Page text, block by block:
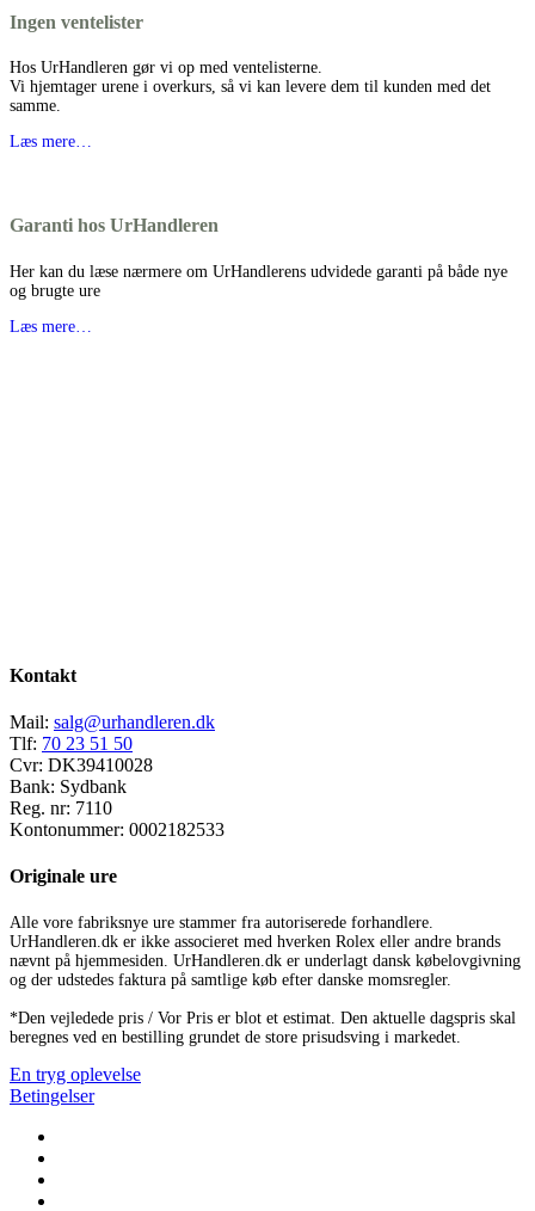
Ingen ventelister
Hos UrHandleren gør vi op med ventelisterne.
Vi hjemtager urene i overkurs, så vi kan levere dem til kunden med det
samme.
Læs mere…
Garanti hos UrHandleren
Her kan du læse nærmere om UrHandlerens udvidede garanti på både nye
og brugte ure
Læs mere…
Kontakt
Mail: salg@urhandleren.dk
Tlf: 70 23 51 50
Cvr: DK39410028
Bank: Sydbank
Reg. nr: 7110
Kontonummer: 0002182533
Originale ure
Alle vore fabriksnye ure stammer fra autoriserede forhandlere.
UrHandleren.dk er ikke associeret med hverken Rolex eller andre brands
nævnt på hjemmesiden. UrHandleren.dk er underlagt dansk købelovgivning
og der udstedes faktura på samtlige køb efter danske momsregler.
*Den vejledede pris / Vor Pris er blot et estimat. Den aktuelle dagspris skal
beregnes ved en bestilling grundet de store prisudsving i markedet.
En tryg oplevelse
Betingelser